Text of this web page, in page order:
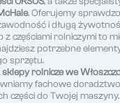
. Oferujemy
i długą
z częściami rolniczymi to
potrzebne
sprzętu.
sklepy rolnicze we
fachowe
części do Twojej maszyny.